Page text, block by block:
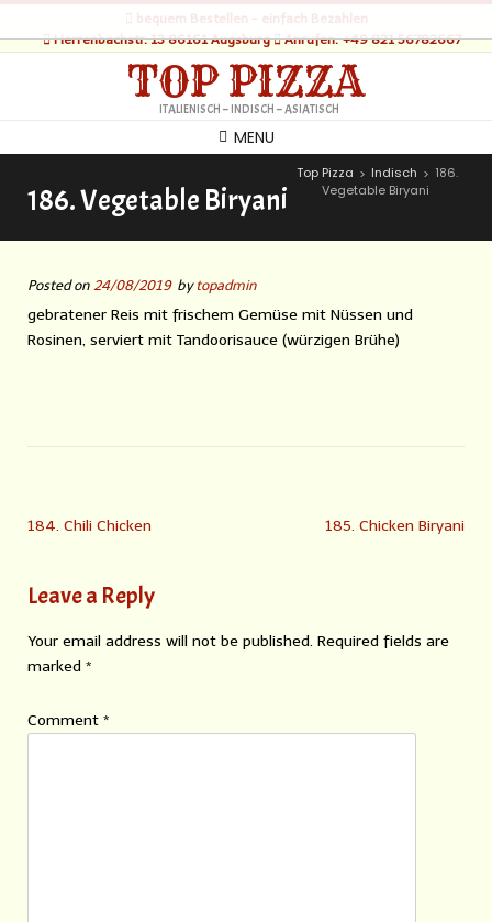
Herrenbachstr. 13 86161 Augsburg
Anrufen: +49 821 56782667
TOP PIZZA
ITALIENISCH – INDISCH – ASIATISCH
MENU
186. Vegetable Biryani
Top Pizza > Indisch > 186.
Vegetable Biryani
Posted on 24/08/2019 by topadmin
gebratener Reis mit frischem Gemüse mit Nüssen und
Rosinen, serviert mit Tandoorisauce (würzigen Brühe)
184. Chili Chicken 185. Chicken Biryani
Leave a Reply
Your email address will not be published. Required fields are
marked *
Comment *